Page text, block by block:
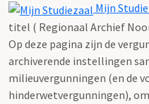
Mijn
titel ( Regionaal Archief
Op deze pagina zijn de
archiverende instellingen
milieuvergunningen (en de
hinderwetvergunningen),